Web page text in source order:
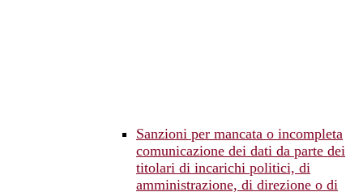
Sanzioni per mancata o incompleta
comunicazione dei dati da parte dei
titolari di incarichi politici, di
amministrazione, di direzione o di